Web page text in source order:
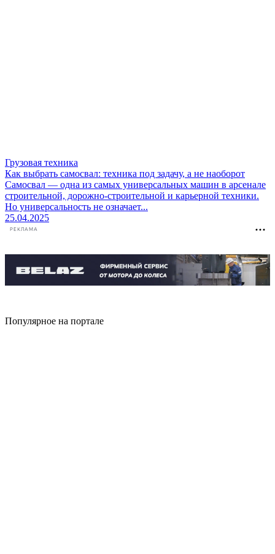
Грузовая техника
Как выбрать самосвал: техника под задачу, а не наоборот
Самосвал — одна из самых универсальных машин в арсенале
строительной, дорожно-строительной и карьерной техники.
Но универсальность не означает...
25.04.2025
РЕКЛАМА
Популярное на портале